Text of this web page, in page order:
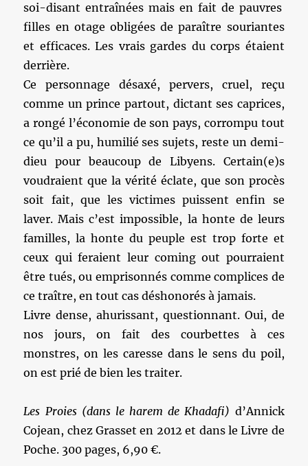
soi-disant entraînées mais en fait de pauvres
filles en otage obligées de paraître souriantes
et efficaces. Les vrais gardes du corps étaient
derrière.
Ce personnage désaxé, pervers, cruel, reçu
comme un prince partout, dictant ses caprices,
a rongé l’économie de son pays, corrompu tout
ce qu’il a pu, humilié ses sujets, reste un demi-
dieu pour beaucoup de Libyens. Certain(e)s
voudraient que la vérité éclate, que son procès
soit fait, que les victimes puissent enfin se
laver. Mais c’est impossible, la honte de leurs
familles, la honte du peuple est trop forte et
ceux qui feraient leur coming out pourraient
être tués, ou emprisonnés comme complices de
ce traître, en tout cas déshonorés à jamais.
Livre dense, ahurissant, questionnant. Oui, de
nos jours, on fait des courbettes à ces
monstres, on les caresse dans le sens du poil,
on est prié de bien les traiter.
Les Proies (dans le harem de Khadafi) d’Annick
Cojean, chez Grasset en 2012 et dans le Livre de
Poche. 300 pages, 6,90 €.